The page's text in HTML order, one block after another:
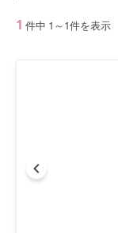
1 件中 1 ～ 1件を表示